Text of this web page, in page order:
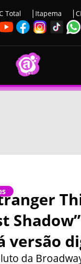
Total Itapema
Shadow”
versão
da